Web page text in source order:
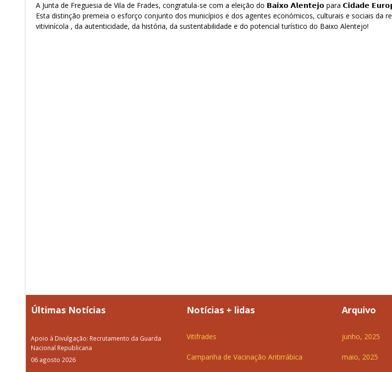
A Junta de Freguesia de Vila de Frades, congratula-se com a eleição do 𝗕𝗮𝗶𝘅𝗼 𝗔𝗹𝗲𝗻𝘁𝗲𝗷𝗼 para 𝗖𝗶𝗱𝗮𝗱𝗲
Esta distinção premeia o esforço conjunto dos municípios e dos agentes económicos, culturais e sociais da
vitivinícola , da autenticidade, da história, da sustentabilidade e do potencial turístico do Baixo Alentejo!
Últimas Notícias
Apoio à Divulgação: Recrutamento da Guarda
Nacional Republicana
06 agosto 2026
Notícias + lidas
Vitifrades
Campanha de Vacinação Antirrábica
Arquivo
junho, 2025
maio, 2025